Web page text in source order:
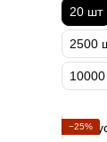
20 шт
2500
−25%